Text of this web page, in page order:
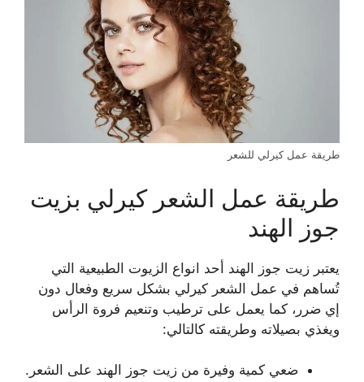
طريقة عمل كيرلي للشعر
طريقة عمل الشعر كيرلي بزيت
جوز الهند
يعتبر زيت جوز الهند أحد انواع الزيوت الطبيعية التي
تُساهم في عمل الشعر كيرلي بشكل سريع وفعال دون
إي ضرر، كما يعمل على ترطيب وتنعيم فروة الرأس
ويغذي بصيلاته وطريقته كالتالي:
ضعي كمية وفيرة من زيت جوز الهند على الشعر.